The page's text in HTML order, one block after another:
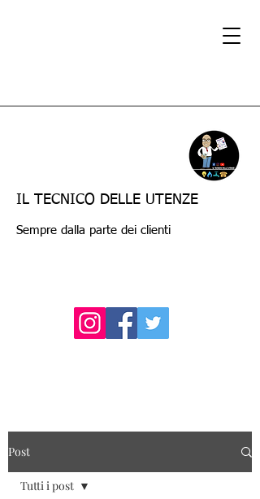
IL TECNICO DELLE UTENZE
Sempre dalla parte dei clienti
Post
Tutti i post